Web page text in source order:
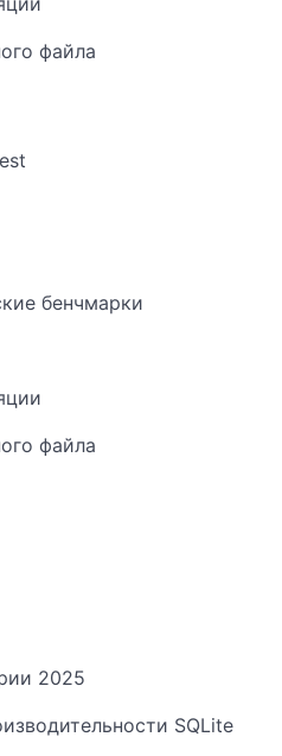
файла
бенчмарки
файла
2025
SQLite